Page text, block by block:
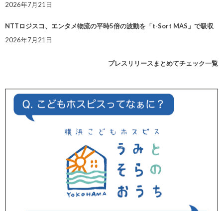
2026年7月21日
NTTロジスコ、エンタメ物流の平時5倍の波動を「t-Sort MAS」で吸収
2026年7月21日
プレスリリースまとめてチェック一覧